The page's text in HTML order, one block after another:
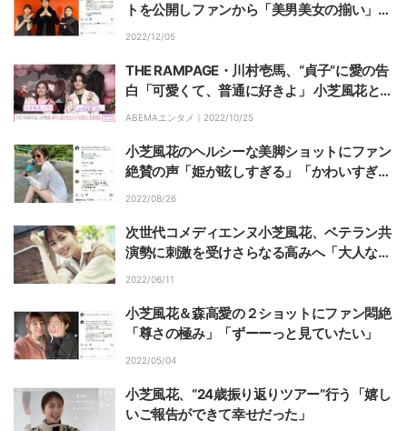
トを公開しファンから「美男美女の揃い」
「素敵」と反響
2022/12/05
THE RAMPAGE・川村壱馬、“貞子”に愛の告
白「可愛くて、普通に好きよ」 小芝風花と恋
愛相談も
ABEMAエンタメ｜ 2022/10/25
小芝風花のヘルシーな美脚ショットにファン
絶賛の声「姫が眩しすぎる」「かわいすぎる
う！」
2022/08/26
次世代コメディエンヌ小芝風花、ベテラン共
演勢に刺激を受けさらなる高みへ「大人な恋
愛ものもやってみたい」
2022/06/11
小芝風花＆森高愛の２ショットにファン悶絶
「尊さの極み」「ずーーっと見ていたい」
2022/05/04
小芝風花、“24歳振り返りツアー”行う「嬉し
いご報告ができて幸せだった」